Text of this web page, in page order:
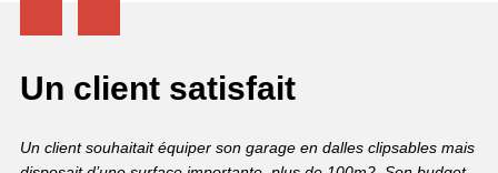
Un client satisfait
Un client souhaitait équiper son garage en dalles clipsables mais